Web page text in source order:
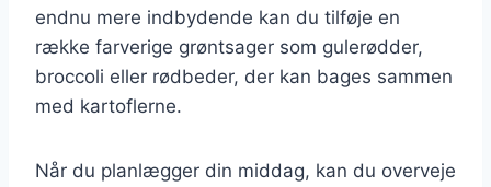
endnu mere indbydende kan du tilføje en
række farverige grøntsager som gulerødder,
broccoli eller rødbeder, der kan bages sammen
med kartoflerne.
Når du planlægger din middag, kan du overveje